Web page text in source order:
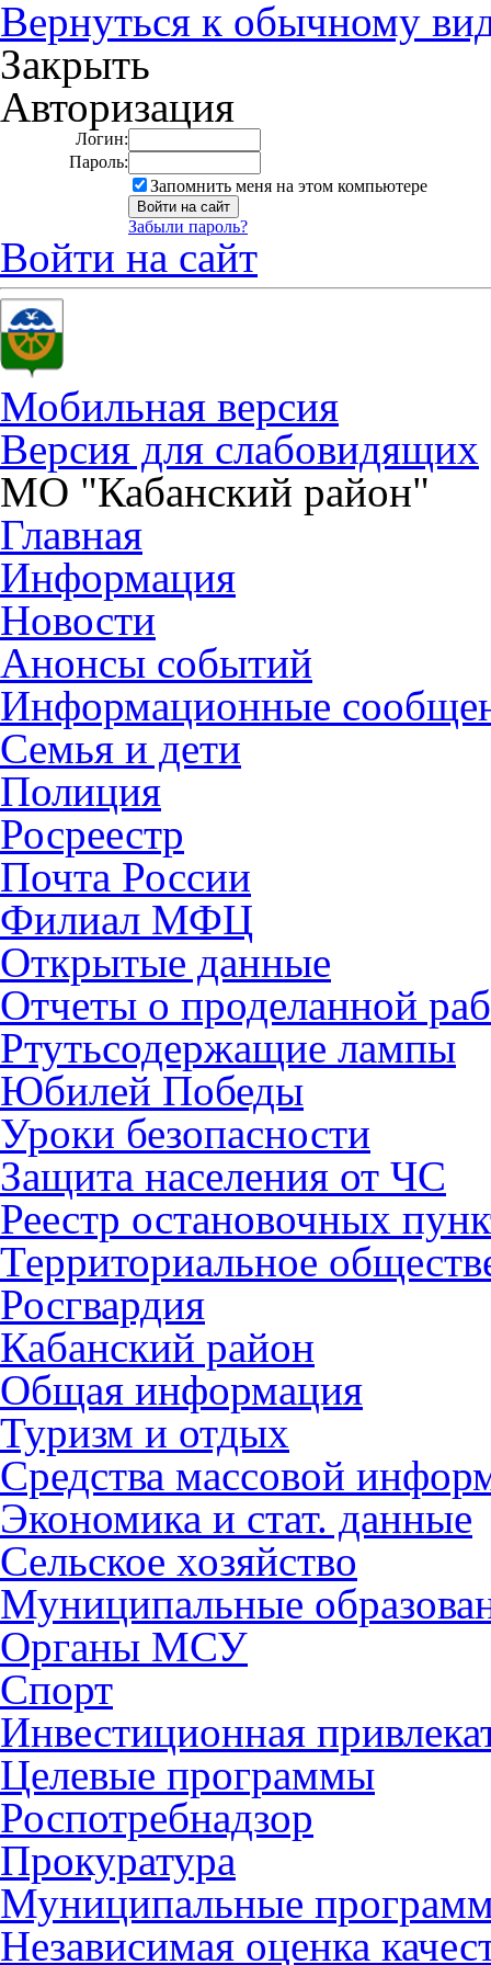
Вернуться к обычному
Закрыть
Авторизация
Логин:
Пароль:
Запомнить меня на этом компьютере
Забыли пароль?
Войти на сайт
Мобильная версия
Версия для слабовидящих
МО "Кабанский район"
Главная
Информация
Новости
Анонсы событий
Информационные
Семья и дети
Полиция
Росреестр
Почта России
Филиал МФЦ
Открытые данные
Отчеты о проделанной
Ртутьсодержащие лампы
Юбилей Победы
Уроки безопасности
Защита населения от ЧС
Реестр остановочных
Территориальное
Росгвардия
Кабанский район
Общая информация
Туризм и отдых
Средства массовой
Экономика и стат. данные
Сельское хозяйство
Муниципальные
Органы МСУ
Спорт
Инвестиционная
Целевые программы
Роспотребнадзор
Прокуратура
Муниципальные
Независимая оценка